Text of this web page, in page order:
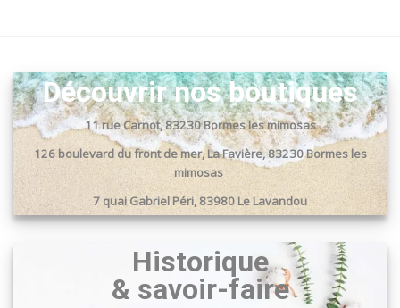
Les
options
peuvent
être
choisies
sur
page
du
Découvrir nos boutiques
11 rue Carnot, 83230 Bormes les mimosas
126 boulevard du front de mer, La Favière, 83230 Bormes les
mimosas
7 quai Gabriel Péri, 83980 Le Lavandou
Historique
& savoir-faire